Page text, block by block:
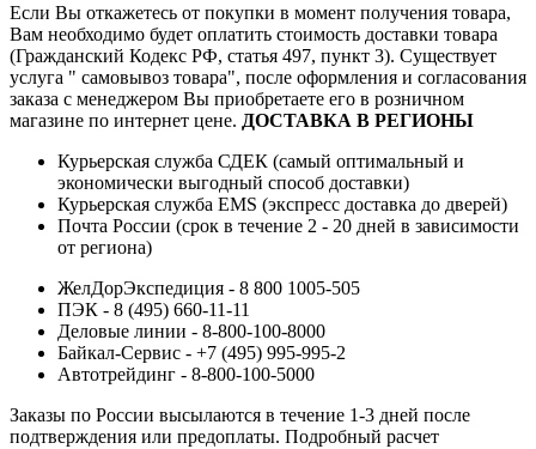
Если Вы откажетесь от покупки в момент получения товара,
Вам необходимо будет оплатить стоимость доставки товара
(Гражданский Кодекс РФ, статья 497, пункт 3). Существует
услуга " самовывоз товара", после оформления и согласования
заказа с менеджером Вы приобретаете его в розничном
магазине по интернет цене. ДОСТАВКА В РЕГИОНЫ
Курьерская служба СДЕК (самый оптимальный и
экономически выгодный способ доставки)
Курьерская служба EMS (экспресс доставка до дверей)
Почта России (срок в течение 2 - 20 дней в зависимости
от региона)
ЖелДорЭкспедиция - 8 800 1005-505
ПЭК - 8 (495) 660-11-11
Деловые линии - 8-800-100-8000
Байкал-Сервис - +7 (495) 995-995-2
Автотрейдинг - 8-800-100-5000
Заказы по России высылаются в течение 1-3 дней после
подтверждения или предоплаты. Подробный расчет